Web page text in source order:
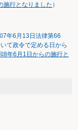
施行となりました ）
7年6月13日法律第66
て政令で定める日から
年6月1日からの施行と